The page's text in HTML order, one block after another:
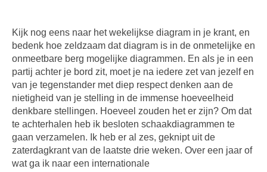
Kijk nog eens naar het wekelijkse diagram in je krant, en
bedenk hoe zeldzaam dat diagram is in de onmetelijke en
onmeetbare berg mogelijke diagrammen. En als je in een
partij achter je bord zit, moet je na iedere zet van jezelf en
van je tegenstander met diep respect denken aan de
nietigheid van je stelling in de immense hoeveelheid
denkbare stellingen. Hoeveel zouden het er zijn? Om dat
te achterhalen heb ik besloten schaakdiagrammen te
gaan verzamelen. Ik heb er al zes, geknipt uit de
zaterdagkrant van de laatste drie weken. Over een jaar of
wat ga ik naar een internationale